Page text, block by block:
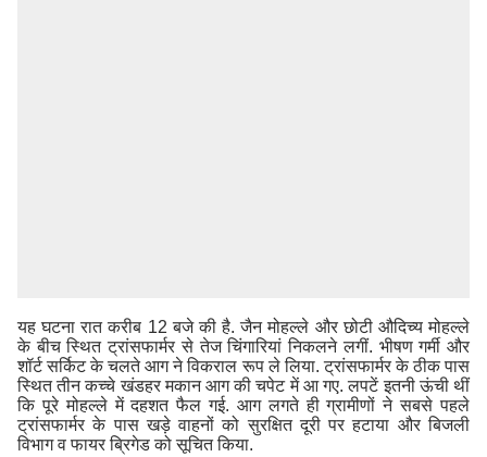
dir="auto" style="text-align: justify;">राजस्थान के डूंगरपुर जिले के
भीलूड़ा गांव में बिजली का ट्रांसफार्मर ब्लास्ट होने से भीषण आग लग गई. यह
मामला जिले के सागवाड़ा थाना क्षेत्र अंतर्गत भीलूड़ा गांव की है, जहां बीती
रात उस वक्त हड़कंप मच गया, जब आबादी क्षेत्र में स्थित एक बिजली का
ट्रांसफार्मर अचानक आग का गोला बन गया. देखते ही देखते आग की लपटों ने
पास स्थित तीन खंडहर मकानों को अपनी चपेट में ले लिया. स्थानीय लोगों
यह घटना रात करीब 12 बजे की है. जैन मोहल्ले और छोटी औदिच्य मोहल्ले
के बीच स्थित ट्रांसफार्मर से तेज चिंगारियां निकलने लगीं. भीषण गर्मी और
शॉर्ट सर्किट के चलते आग ने विकराल रूप ले लिया. ट्रांसफार्मर के ठीक पास
स्थित तीन कच्चे खंडहर मकान आग की चपेट में आ गए. लपटें इतनी ऊंची थीं
कि पूरे मोहल्ले में दहशत फैल गई. आग लगते ही ग्रामीणों ने सबसे पहले
ट्रांसफार्मर के पास खड़े वाहनों को सुरक्षित दूरी पर हटाया और बिजली
विभाग व फायर ब्रिगेड को सूचित किया.